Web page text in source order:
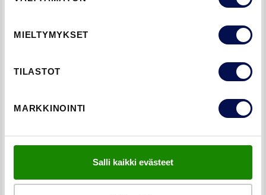
MIELTYMYKSET
TILASTOT
MARKKINOINTI
Salli kaikki evästeet